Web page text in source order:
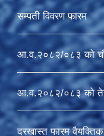
सम्पती विवरण फारम
आ.व.२०८२/०८३ को
आ.व.२०८२/०८३ को
दरखास्त फारम वैयक्तिक